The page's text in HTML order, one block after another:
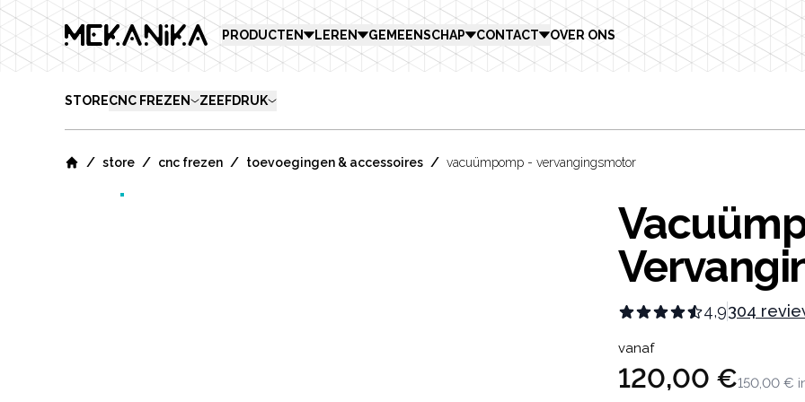
MEKANIKA PRODUCTEN LEREN GEMEENSCHAP CONTACT OVER ONS
STORECNC FREZEN ZEEFDRUK
/ store / cnc frezen / toevoegingen & accessoires / vacuümpomp - vervangingsmotor
4,9304
Product
vanaf
120,00 €150,00 €